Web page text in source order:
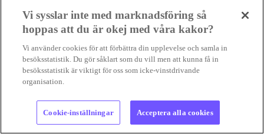
”Därför stödjer vi klimatdemonstrationen”
KLIMATENGAGEMANGVarför stödjer Sveriges Konsumenter,
Vi sysslar inte med marknadsföring så
hoppas att du är okej med våra kakor?
Vi använder cookies för att förbättra din upplevelse och samla in
besöksstatistik. Du gör såklart som du vill men att kunna få in
besöksstatistik är viktigt för oss som icke-vinstdrivande
organisation.
Cookie-inställningar Acceptera alla cookies